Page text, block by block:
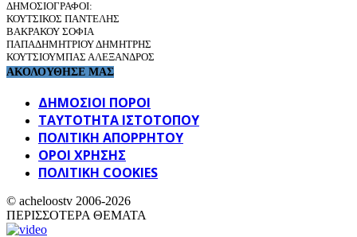
ΔΗΜΟΣΙΟΓΡΑΦΟΙ:
ΚΟΥΤΣΙΚΟΣ ΠΑΝΤΕΛΗΣ
ΒΑΚΡΑΚΟΥ ΣΟΦΙΑ
ΠΑΠΑΔΗΜΗΤΡΙΟΥ ΔΗΜΗΤΡΗΣ
ΚΟΥΤΣΙΟΥΜΠΑΣ ΑΛΕΞΑΝΔΡΟΣ
ΑΚΟΛΟΥΘΗΣΕ ΜΑΣ
ΔΗΜΟΣΙΟΙ ΠΟΡΟΙ
ΤΑΥΤΌΤΗΤΑ ΙΣΤΌΤΟΠΟΥ
ΠΟΛΙΤΙΚΉ ΑΠΟΡΡΉΤΟΥ
ΌΡΟΙ ΧΡΉΣΗΣ
ΠΟΛΙΤΙΚΗ COOKIES
© acheloostv 2006-2026
ΠΕΡΙΣΣΟΤΕΡΑ ΘΕΜΑΤΑ